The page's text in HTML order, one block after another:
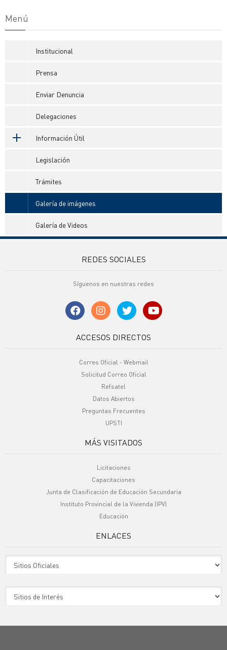
Menú
Institucional
Prensa
Enviar Denuncia
Delegaciones
Información Útil
Legislación
Trámites
Galería de imágenes
Galería de Videos
REDES SOCIALES
Síguenos en nuestras redes
ACCESOS DIRECTOS
Correo Oficial - Webmail
Solicitud Correo Oficial
Refsatel
Datos Abiertos
Preguntas Frecuentes
UPSTI
MÁS VISITADOS
Licitaciones
Capacitaciones
Junta de Clasificación de Educación Secundaria
Instituto Provincial de la Vivienda (IPV)
Educación
ENLACES